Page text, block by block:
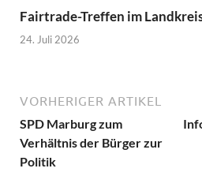
Fairtrade-Treffen im
24. Juli 2026
VORHERIGER ARTIKEL
SPD Marburg zum
Verhältnis der Bürger zur
Politik